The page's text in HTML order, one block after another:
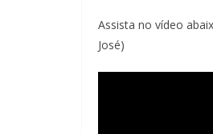
Assista no vídeo
José)